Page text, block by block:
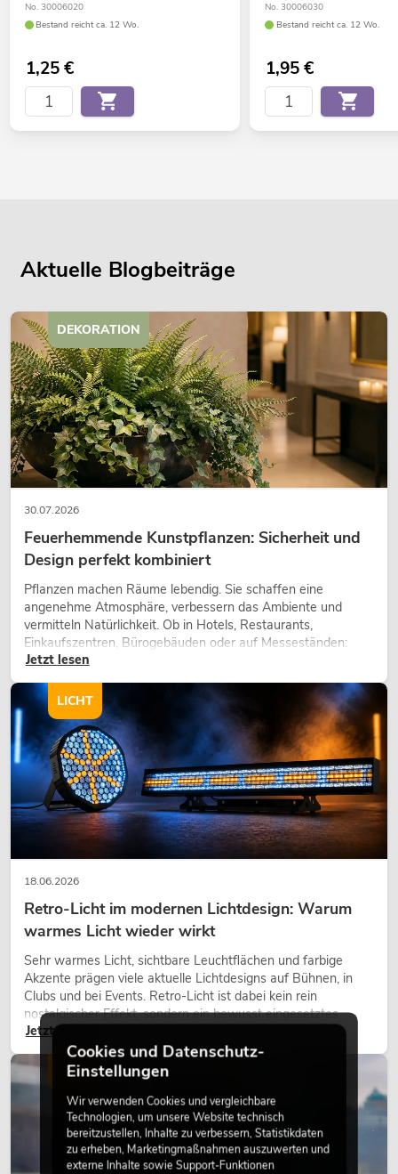
No. 30006020
Bestand reicht ca. 12 Wo.
1,25€
No. 30006030
Bestand reicht ca. 12 Wo.
1,95€
Aktuelle Blogbeiträge
30.07.2026
Feuerhemmende Kunstpflanzen: Sicherheit und
Design perfekt kombiniert
Pflanzen machen Räume lebendig. Sie schaffen eine
angenehme Atmosphäre, verbessern das Ambiente und
vermitteln Natürlichkeit. Ob in Hotels, Restaurants,
Einkaufszentren, Bürogebäuden oder auf Messeständen:
eine hochwertige Begrünung gehört heute längst zum
Jetzt lesen
DEKORATION
18.06.2026
Retro-Licht im modernen Lichtdesign: Warum
warmes Licht wieder wirkt
Sehr warmes Licht, sichtbare Leuchtflächen und farbige
Akzente prägen viele aktuelle Lichtdesigns auf Bühnen, in
Clubs und bei Events. Retro-Licht ist dabei kein rein
nostalgischer Effekt, sondern ein bewusst eingesetztes
Gestaltungsmittel: Es schafft Atmosphäre, gibt Szenen
Charakter und kann technische LED-Setups emotionaler
wirken lassen.
Jetzt lesen
LICHT
LICHT
Cookies und Datenschutz-
Einstellungen
Wir verwenden Cookies und vergleichbare
Technologien, um unsere Website technisch
bereitzustellen, Inhalte zu verbessern, Statistikdaten
zu erheben, Marketingmaßnahmen auszuwerten und
externe Inhalte sowie Support-Funktionen